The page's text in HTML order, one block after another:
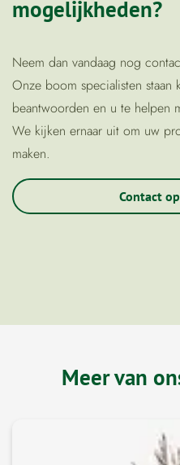
mogelijkheden?
Neem dan vandaag nog
Onze boom specialisten staan
beantwoorden en u te helpen
We kijken ernaar uit om uw
maken.
Contact
Meer van